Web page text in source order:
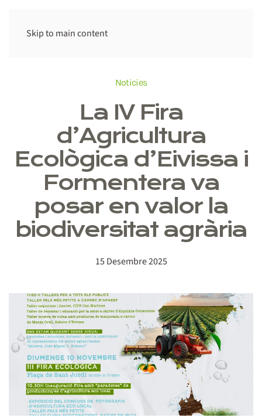
Skip to main content
Noticies
La IV Fira
d’Agricultura
Ecològica d’Eivissa i
Formentera va
posar en valor la
biodiversitat agrària
15 Desembre 2025